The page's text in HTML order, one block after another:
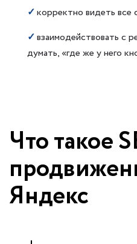
✓корректно видеть все
✓взаимодействовать с
думать, «где же у него
Что такое
Яндекс